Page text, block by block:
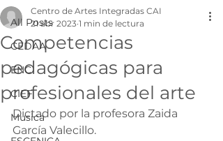
All Posts
CEDAA
ENC
CIEF
Musica
Competencias
pedagógicas para
profesionales del arte
Centro de Artes Integradas CAI
21 abr 2023 1 min de lectura
Dictado por la profesora Zaida
García Valecillo.